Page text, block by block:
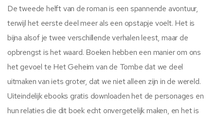
De tweede helft van de roman is een spannende avontuur,
terwijl het eerste deel meer als een opstapje voelt. Het is
bijna alsof je twee verschillende verhalen leest, maar de
opbrengst is het waard. Boeken hebben een manier om ons
het gevoel te Het Geheim van de Tombe dat we deel
uitmaken van iets groter, dat we niet alleen zijn in de wereld.
Uiteindelijk ebooks gratis downloaden het de personages en
hun relaties die dit boek echt onvergetelijk maken, en het is